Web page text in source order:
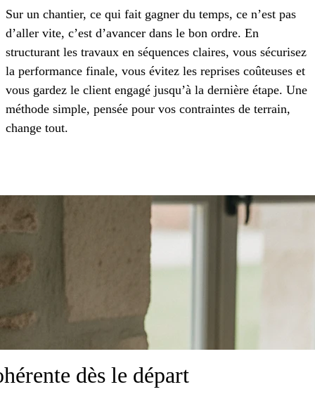
Sur un chantier, ce qui fait gagner du temps, ce n’est pas
d’aller vite, c’est d’avancer dans le bon ordre. En
structurant les travaux en séquences claires, vous sécurisez
la performance finale, vous évitez les reprises coûteuses et
vous gardez le client engagé jusqu’à la dernière étape. Une
méthode simple, pensée pour vos contraintes de terrain,
change tout.
dès le départ